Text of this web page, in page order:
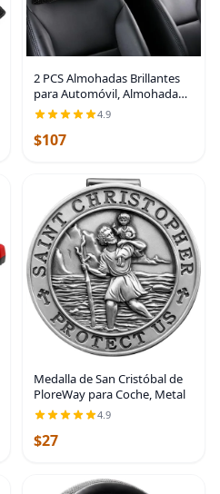
2 PCS Almohadas Brillantes
para Automóvil, Almohada
de Reposacabezas de Coche
con Lazo de Pedrería,
Almohada Cervical para
4.9
$107
Medalla de San Cristóbal de
PloreWay para Coche, Metal
4.9
$27